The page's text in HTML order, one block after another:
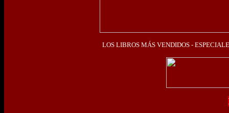
LOS LIBROS MÁS VENDIDOS -